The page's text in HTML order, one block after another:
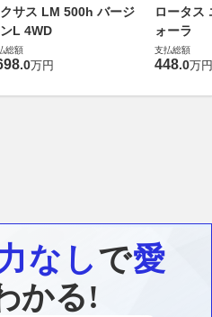
サス LM 500h バージ
ンL 4WD
総額
.0万円
ロータス
ォーラ
支払総額
448.0万円
なしで愛
かる!